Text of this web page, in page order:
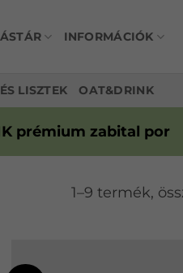
INFORMÁCIÓK
LISZTEK OAT&DRINK
prémium zabital por
1–9 termék,